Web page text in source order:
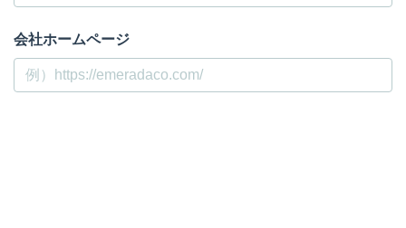
会社ホームページ